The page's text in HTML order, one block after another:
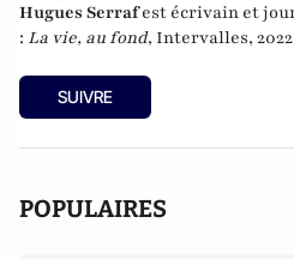
Hugues Serrafest écrivain et
: La vie, au fond, Intervalles, 2022
SUIVRE
POPULAIRES